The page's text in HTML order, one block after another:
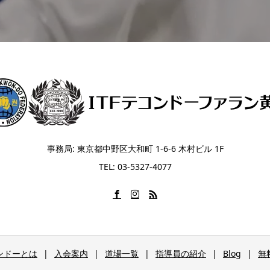
事務局: 東京都中野区大和町 1-6-6 木村ビル 1F
TEL: 03-5327-4077
ドーとは 入会案内 道場一覧 指導員の紹介 Blog 無